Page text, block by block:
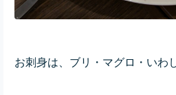
お刺身は、ブリ・マグロ・いわ